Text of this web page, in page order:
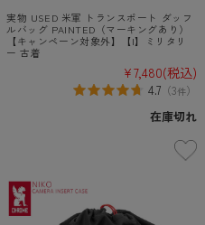
実物 USED 米軍 トランスポート ダッフ
ルバッグ PAINTED（マーキングあり）
【キャンペーン対象外】【I】ミリタリ
ー 古着
¥7,480(税込)
4.7 （3件）
在庫切れ